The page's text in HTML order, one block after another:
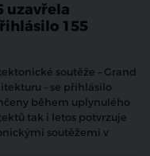
uzavřela
155
soutěže – Grand
– se přihlásilo
během uplynulého
tak i letos potvrzuje
soutěžemi v